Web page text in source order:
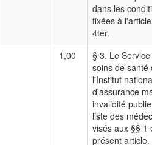
dans les
fixées à
4ter.
1,00
§ 3. Le
soins de santé
l'Institut
d'assurance
invalidité
liste des
visés aux §§ 1
présent article.